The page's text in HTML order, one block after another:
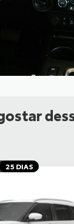
25 DIAS